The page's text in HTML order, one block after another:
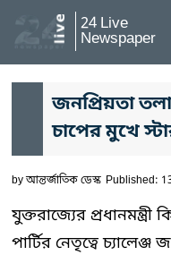
24 Live
Newspaper
জনপ্রিয়তা
চাপের মুখে
byআন্তর্জাতিক ডেস্ক Published:
যুক্তরাজ্যের প্রধানমন্ত্রী
পার্টির নেতৃত্বে চ্যালেঞ্জ